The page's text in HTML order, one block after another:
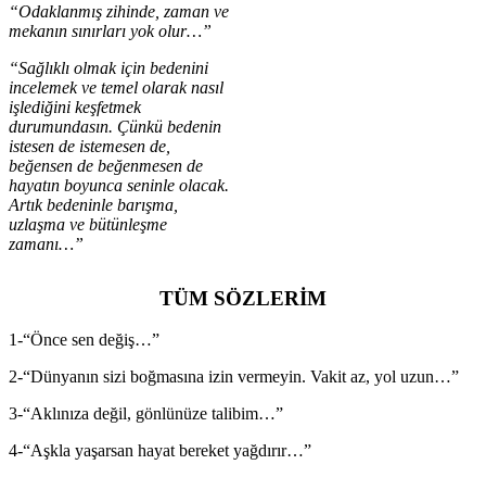
“Odaklanmış zihinde, zaman ve
mekanın sınırları yok olur…”
“Sağlıklı olmak için bedenini
incelemek ve temel olarak nasıl
işlediğini keşfetmek
durumundasın. Çünkü bedenin
istesen de istemesen de,
beğensen de beğenmesen de
hayatın boyunca seninle olacak.
Artık bedeninle barışma,
uzlaşma ve bütünleşme
zamanı…”
TÜM SÖZLERİM
1-“Önce sen değiş…”
2-“Dünyanın sizi boğmasına izin vermeyin. Vakit az, yol uzun…”
3-“Aklınıza değil, gönlünüze talibim…”
4-“Aşkla yaşarsan hayat bereket yağdırır…”